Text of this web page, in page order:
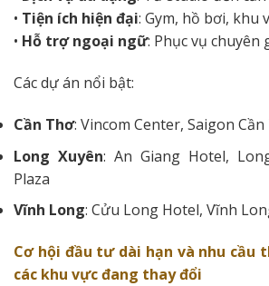
• Tiện ích hiện đại: Gym, hồ bơi, khu
• Hỗ trợ ngoại ngữ: Phục vụ chuyên
Các dự án nổi bật:
Cần Thơ: Vincom Center, Saigon
Long Xuyên: An Giang Hotel,
Plaza
Vĩnh Long: Cửu Long Hotel, Vĩnh
Cơ hội đầu tư dài hạn và nhu cầu
các khu vực đang thay đổi